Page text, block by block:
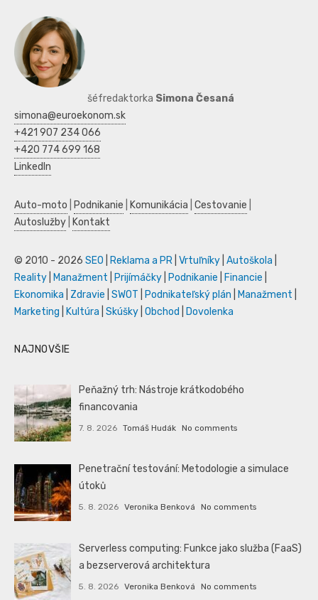
šéfredaktorka Simona Česaná
simona@euroekonom.sk
+421 907 234 066
+420 774 699 168
LinkedIn
Auto-moto Podnikanie Komunikácia Cestovanie
Autoslužby
Kontakt
© 2010 - 2026 SEO Reklama a PR Vrtuľníky Autoškola
Reality
Manažment Prijímáčky Podnikanie Financie
Ekonomika
Zdravie SWOT Podnikateľský plán Manažment
Marketing
Kultúra Skúšky Obchod Dovolenka
NAJNOVŠIE
Peňažný trh: Nástroje krátkodobého
financovania
7. 8. 2026 Tomáš Hudák No comments
Penetrační testování: Metodologie a simulace
útoků
5. 8. 2026 Veronika Benková No comments
Serverless computing: Funkce jako služba (FaaS)
a bezserverová architektura
5. 8. 2026 Veronika Benková No comments